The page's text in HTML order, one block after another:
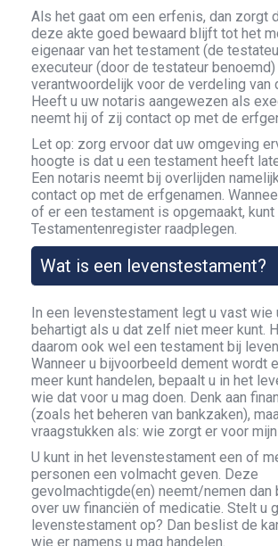
Als het gaat om een erfenis, dan zorgt
deze akte goed bewaard blijft tot het
eigenaar van het testament (de
executeur (door de testateur
verantwoordelijk voor de verdeling van
Heeft u uw notaris aangewezen als
neemt hij of zij contact op met de
Let op: zorg ervoor dat uw omgeving
hoogte is dat u een testament heeft
Een notaris neemt bij overlijden
contact op met de erfgenamen.
of er een testament is opgemaakt, kunt
Testamentenregister raadplegen.
Wat is een levenstestament?
In een levenstestament legt u vast wie
behartigt als u dat zelf niet meer kunt.
daarom ook wel een testament bij
Wanneer u bijvoorbeeld dement wordt
meer kunt handelen, bepaalt u in het
wie dat voor u mag doen. Denk aan
(zoals het beheren van bankzaken),
vraagstukken als: wie zorgt er voor
U kunt in het levenstestament een of
personen een volmacht geven. Deze
gevolmachtigde(en) neemt/nemen
over uw financiën of medicatie. Stelt u
levenstestament op? Dan beslist de
wie er namens u mag handelen.